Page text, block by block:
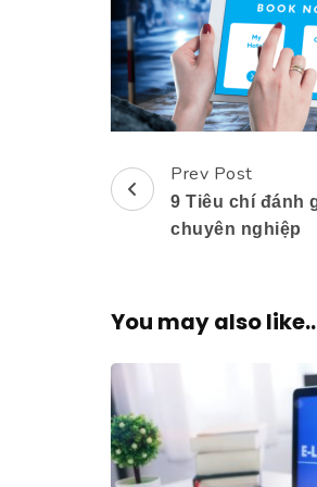
Post
Navigation
Prev Post
9 Tiêu chí đánh
chuyên nghiệp
You may also